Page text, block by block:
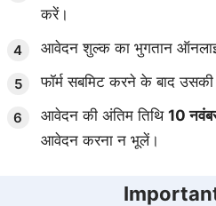
करें।
आवेदन शुल्क का भुगतान
फॉर्म सबमिट करने के बाद
आवेदन की अंतिम तिथि 10
आवेदन करना न भूलें।